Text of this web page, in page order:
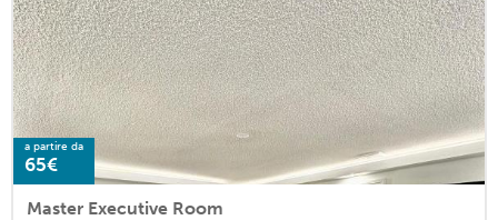
a partire da
65€
Master Executive Room